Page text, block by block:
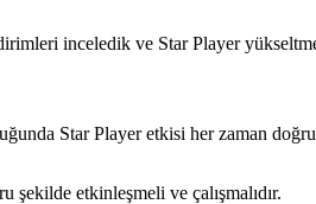
inceledik ve Star Player
Star Player etkisi her zaman
şekilde etkinleşmeli ve çalışmalıdır.